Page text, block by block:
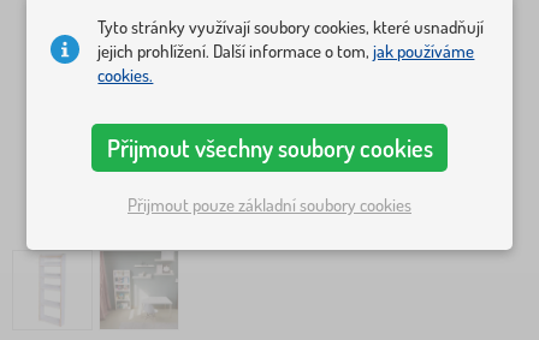
Tyto stránky využívají soubory cookies, které usnadňují
jejich prohlížení. Další informace o tom,jak používáme
cookies.
Přijmout všechny soubory cookies
Přijmout pouze základní soubory cookies